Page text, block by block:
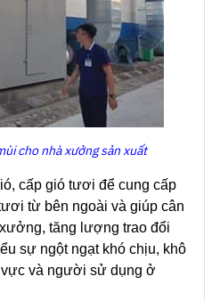
cho nhà xưởng sản xuất
cấp gió tươi để cung cấp
từ bên ngoài và giúp cân
tăng lượng trao đổi
sự ngột ngạt khó chịu, khô
và người sử dụng ở